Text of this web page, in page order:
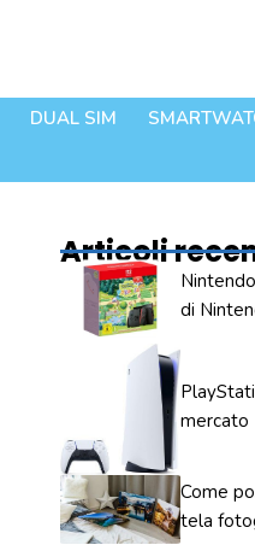
DUAL SIM
Articoli
di
mercato
Come
tela